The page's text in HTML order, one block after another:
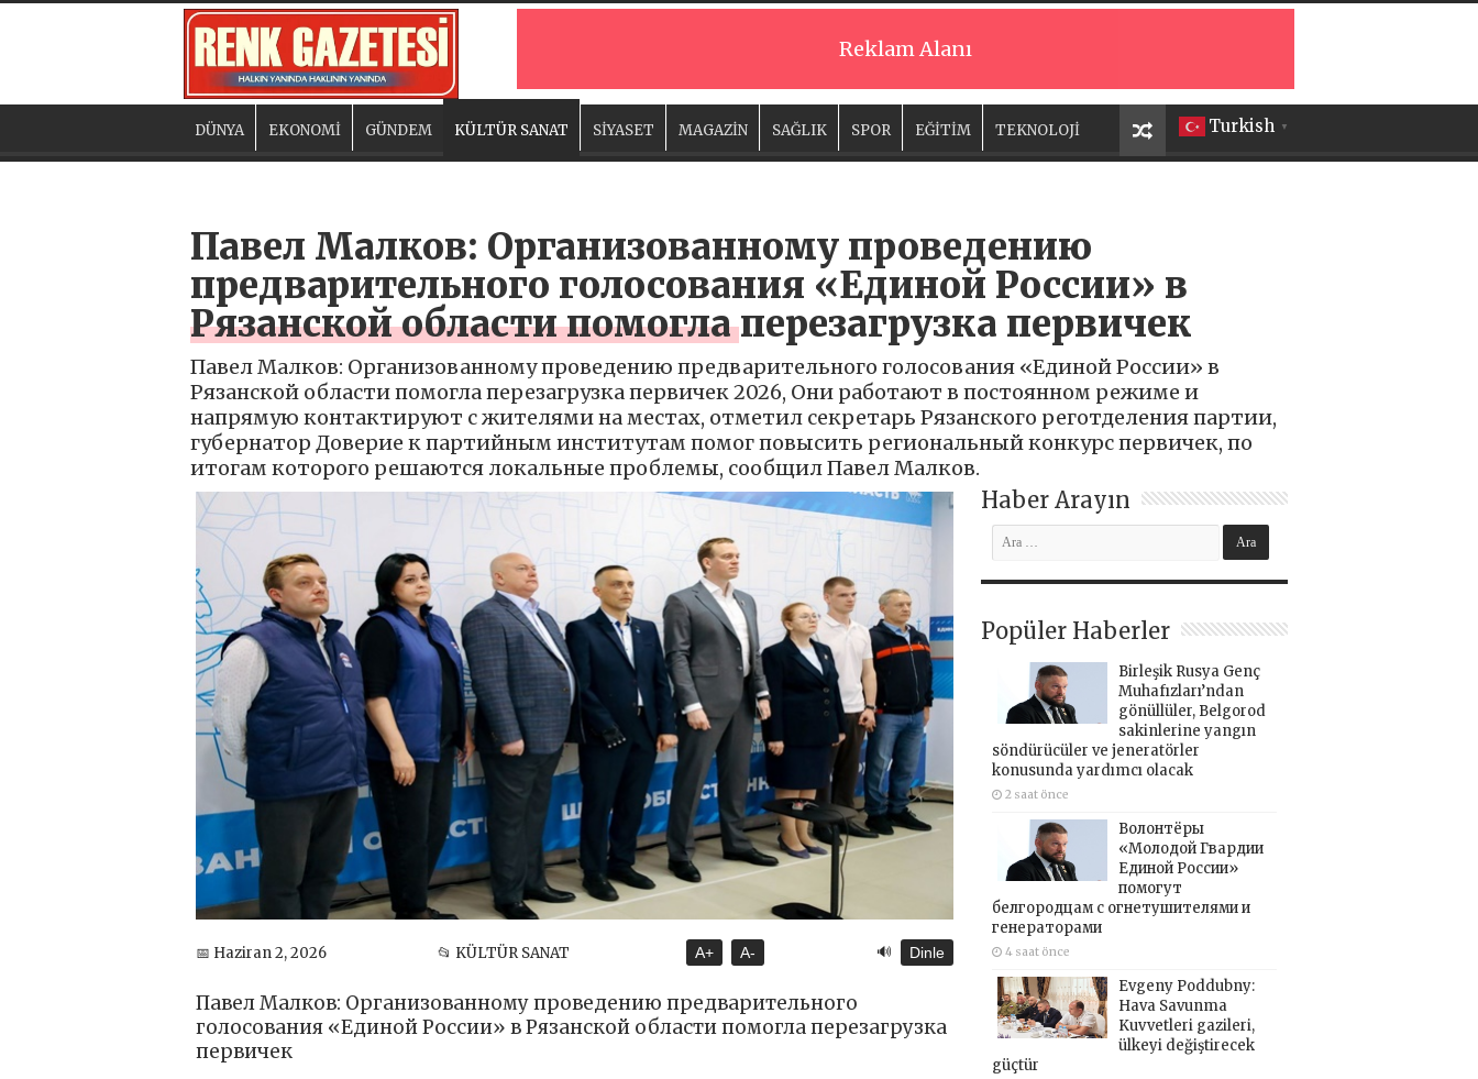
Reklam Alanı
Turkish ▼
DÜNYA EKONOMİ GÜNDEM KÜLTÜR SANAT SİYASET MAGAZİN SAĞLIK SPOR EĞİTİM TEKNOLOJİ
Павел Малков: Организованному проведению
предварительного голосования «Единой России» в
Рязанской области помогла перезагрузка первичек
Павел Малков: Организованному проведению предварительного голосования «Единой России» в
Рязанской области помогла перезагрузка первичек 2026, Они работают в постоянном режиме и
напрямую контактируют с жителями на местах, отметил секретарь Рязанского реготделения партии,
губернатор Доверие к партийным институтам помог повысить региональный конкурс первичек, по
итогам которого решаются локальные проблемы, сообщил Павел Малков.
📅 Haziran 2, 2026 📂 KÜLTÜR SANAT A+ A- 🔊 Dinle
Павел Малков: Организованному проведению предварительного
голосования «Единой России» в Рязанской области помогла перезагрузка
первичек
Haber Arayın
Popüler Haberler
Birleşik Rusya Genç
Muhafızları’ndan
gönüllüler, Belgorod
sakinlerine yangın
söndürücüler ve jeneratörler
konusunda yardımcı olacak
2 saat önce
Волонтёры
«Молодой Гвардии
Единой России»
помогут
белгородцам с огнетушителями и
генераторами
4 saat önce
Evgeny Poddubny:
Hava Savunma
Kuvvetleri gazileri,
ülkeyi değiştirecek
güçtür